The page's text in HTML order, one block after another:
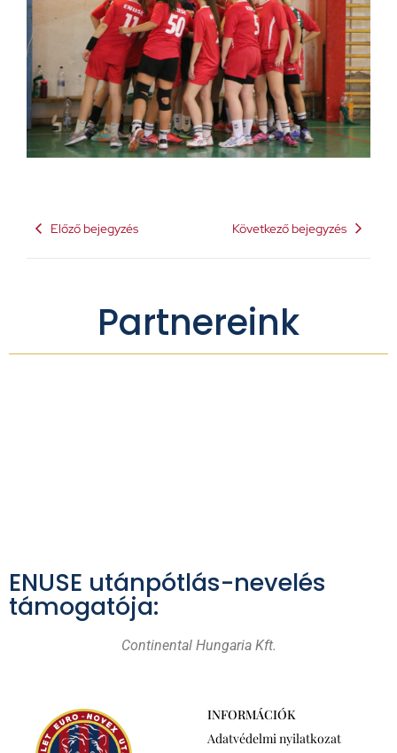
Előző bejegyzés Következő bejegyzés
Partnereink
ENUSE utánpótlás-nevelés
támogatója:
Continental Hungaria Kft.
INFORMÁCIÓK
Adatvédelmi nyilatkozat